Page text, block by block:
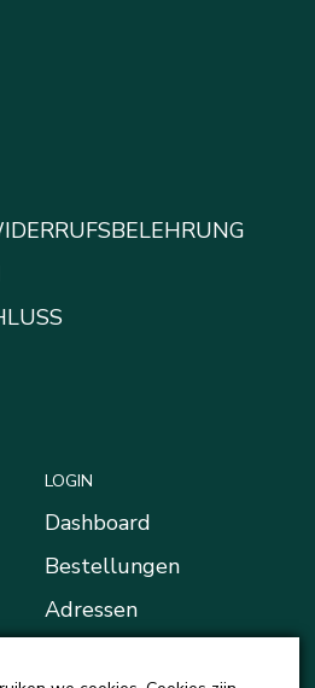
LOGIN
Dashboard
Bestellungen
Adressen